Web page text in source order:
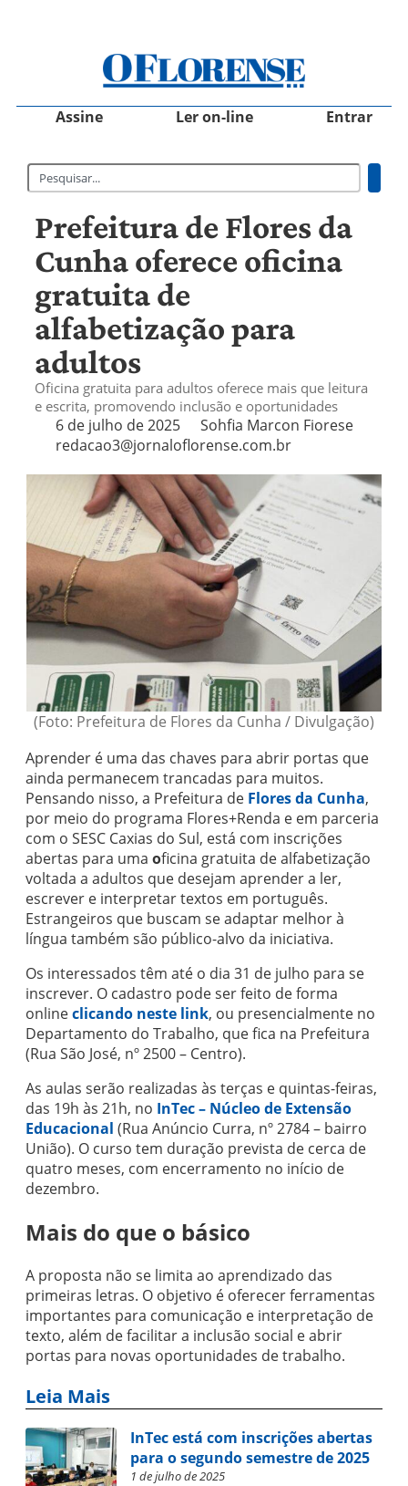
Assine Ler on-line Entrar
Prefeitura de Flores da
Cunha oferece oficina
gratuita de
alfabetização para
adultos
Oficina gratuita para adultos oferece mais que leitura
e escrita, promovendo inclusão e oportunidades
6 de julho de 2025
Sohfia Marcon Fiorese
redacao3@jornaloflorense.com.br
(Foto: Prefeitura de Flores da Cunha / Divulgação)
Aprender é uma das chaves para abrir portas que
ainda permanecem trancadas para muitos.
Pensando nisso, a Prefeitura de Flores da Cunha,
por meio do programa Flores+Renda e em parceria
com o SESC Caxias do Sul, está com inscrições
abertas para uma oficina gratuita de alfabetização
voltada a adultos que desejam aprender a ler,
escrever e interpretar textos em português.
Estrangeiros que buscam se adaptar melhor à
língua também são público-alvo da iniciativa.
Os interessados têm até o dia 31 de julho para se
inscrever. O cadastro pode ser feito de forma
onlineclicando neste link, ou presencialmente no
Departamento do Trabalho, que fica na Prefeitura
(Rua São José, nº 2500 – Centro).
As aulas serão realizadas às terças e quintas-feiras,
das 19h às 21h, no InTec – Núcleo de Extensão
Educacional (Rua Anúncio Curra, nº 2784 – bairro
União). O curso tem duração prevista de cerca de
quatro meses, com encerramento no início de
dezembro.
Mais do que o básico
A proposta não se limita ao aprendizado das
primeiras letras. O objetivo é oferecer ferramentas
importantes para comunicação e interpretação de
texto, além de facilitar a inclusão social e abrir
portas para novas oportunidades de trabalho.
Leia Mais
InTec está com inscrições abertas
para o segundo semestre de 2025
1 de julho de 2025